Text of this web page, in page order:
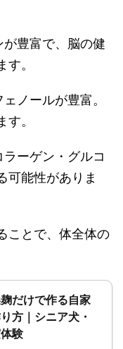
豊富で、脳の健
。
ノールが豊富。
。
ラーゲン・グルコ
可能性がありま
ことで、体全体の
だけで作る自家
方｜シニア犬・
験